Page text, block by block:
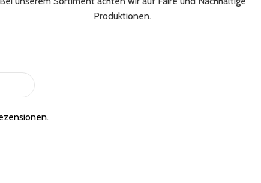
Produktionen.